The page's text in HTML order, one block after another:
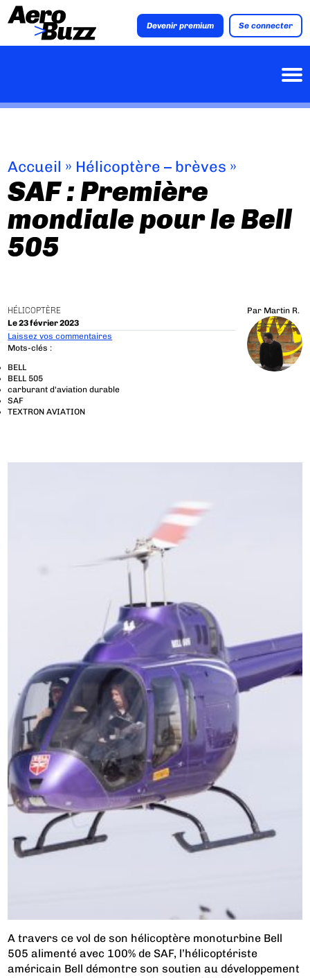
Devenir premium Se connecter
Accueil » Hélicoptère – brèves »
SAF : Première
mondiale pour le Bell
505
HÉLICOPTÈRE
Le 23 février 2023
Par Martin R.
Laissez vos commentaires
Mots-clés :
BELL
BELL 505
carburant d'aviation durable
SAF
TEXTRON AVIATION
A travers ce vol de son hélicoptère monoturbine Bell
505 alimenté avec 100% de SAF, l’hélicoptériste
américain Bell démontre son soutien au développement